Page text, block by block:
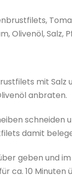
Olivenöl, Salz,
mit Salz
anbraten.
schneiden
damit
geben und
ca. 10 Minuten